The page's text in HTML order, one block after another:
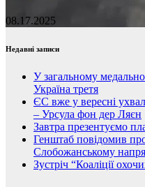
08.17.2025
Недавні записи
У загальному
Україна третя
ЄС вже у вересні
– Урсула фон дер Ляєн
Завтра презентуємо
Генштаб повідомив
Слобожанському
Зустріч “Коаліції